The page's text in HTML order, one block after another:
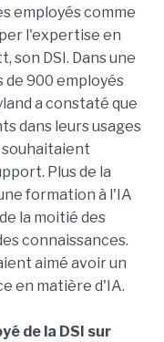
employés comme
l'expertise en
son DSI. Dans une
de 900 employés
a constaté que
dans leurs usages
souhaitaient
Plus de la
formation à l'IA
la moitié des
connaissances.
aimé avoir un
en matière d'IA.
de la DSI sur